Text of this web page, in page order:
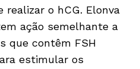
o hCG. Elonva
ação semelhante a
que contêm FSH
estimular os